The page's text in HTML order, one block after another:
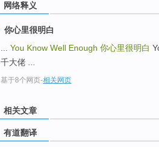
网络释义
你心里很明白
You Know Well Enough 你心里很明白
千大佬 ...
基于8个网页-相关网页
相关文章
有道翻译